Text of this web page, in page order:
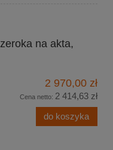
na akta,
2 970,00 zł
Cena netto: 2 414,63 zł
do koszyka